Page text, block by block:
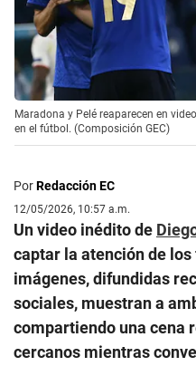
Maradona y Pelé reaparecen en
en el fútbol. (Composición GEC)
PorRedacción EC
12/05/2026, 10:57 a.m.
Un video inédito de
captar la atención de
imágenes, difundidas
sociales, muestran a
compartiendo una cena
cercanos mientras